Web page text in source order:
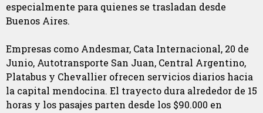
especialmente para quienes se trasladan desde
Buenos Aires.
Empresas como Andesmar, Cata Internacional, 20 de
Junio, Autotransporte San Juan, Central Argentino,
Platabus y Chevallier ofrecen servicios diarios hacia
la capital mendocina. El trayecto dura alrededor de 15
horas y los pasajes parten desde los $90.000 en